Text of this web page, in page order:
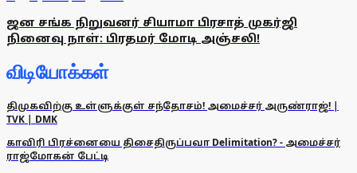
ஜன சங்க நிறுவனர் சியாமா பிரசாத் முகர்ஜி
நினைவு நாள்: பிரதமர் மோடி அஞ்சலி!
விடியோக்கள்
திமுகவிற்கு உள்ளுக்குள் சந்தோசம்! அமைச்சர் அருண்ராஜ்! |
TVK | DMK
காவிரி பிரச்னையை திசைதிருப்பவா Delimitation? - அமைச்சர்
ராஜ்மோகன் பேட்டி